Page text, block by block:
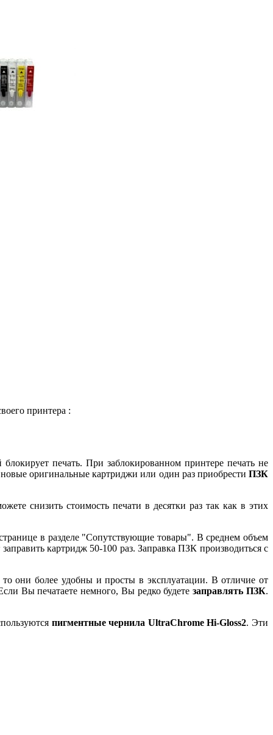
принтера :
печать. При заблокированном принтере печать не
оригинальные картриджи или один раз приобрести ПЗК
снизить стоимость печати в десятки раз так как в этих
в разделе "Сопутствующие товары". В среднем объем
картридж 50-100 раз. Заправка ПЗК производиться с
они более удобны и просты в эксплуатации. В отличие от
Вы печатаете немного, Вы редко будетезаправлять ПЗК.
пигментные чернила UltraChrome Hi-Gloss2. Эти